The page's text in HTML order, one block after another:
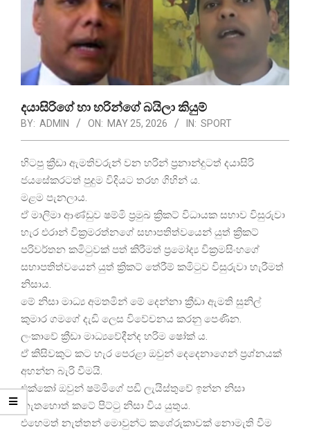
දයාසිරිගේ හා හරින්ගේ බයිලා කියුම්
BY: ADMIN ON: MAY 25, 2026 IN: SPORT
හිටපු ක්‍රීඩා ඇමතිවරුන් වන හරින් ප්‍රනාන්දුටත් දයාසිරි
ජයසේකරටත් පුදුම විදියට තරහ ගිහින් ය.
මළම පැනලාය.
ඒ මාලිමා ආණ්ඩුව ෂම්මි ප්‍රමුඛ ක්‍රිකට් විධායක සභාව විසුරුවා
හැර එරාන් වික්‍රමරත්නගේ සභාපතිත්වයෙන් යුත් ක්‍රිකට්
පරිවර්තන කමිටුවක් පත් කිරීමත් ප්‍රමෝද්‍ය වික්‍රමසිංහගේ
සභාපතිත්වයෙන් යුත් ක්‍රිකට් තේරීම් කමිටුව විසුරුවා හැරීමත්
නිසාය.
මේ නිසා මාධ්‍ය අමතමින් මේ දෙන්නා ක්‍රීඩා ඇමති සුනිල්
කුමාර ගමගේ දැඩි ලෙස විවේචනය කරනු පෙණින.
ලංකාවේ ක්‍රීඩා මාධ්‍යවේදීන්ද හරිම ෂෝක් ය.
ඒ කිසිවකුට කට හැර පෙරළා ඔවුන් දෙදෙනාගෙන් ප්‍රශ්නයක්
අහන්න බැරි වීමයි.
එක්කෝ ඔවුන් ෂම්මිගේ පඩි ලැයිස්තුවේ ඉන්න නිසා
නැතහොත් කටේ පිට්ටු නිසා විය යුතුය.
එහෙමත් නැත්තන් මොවුන්ට කශේරුකාවක් නොමැති වීම